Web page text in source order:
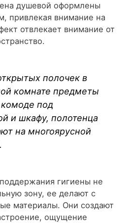
душевой оформлены
привлекая внимание на
отвлекает внимание от
полочек в
комнате предметы
комоде под
и шкафу, полотенца
на многоярусной
гигиены не
зону, ее делают с
материалы. Они создают
ощущение